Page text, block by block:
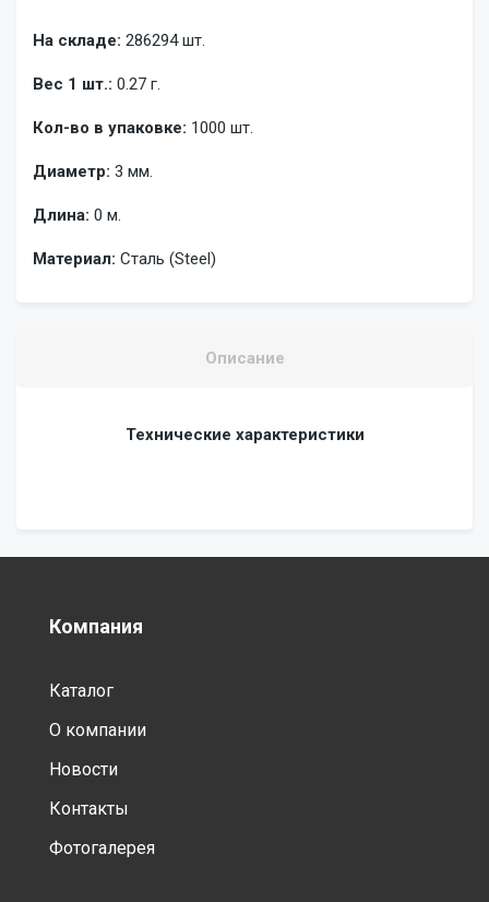
На складе: 286294 шт.
Вес 1 шт.: 0.27 г.
Кол-во в упаковке: 1000 шт.
Диаметр: 3 мм.
Длина: 0 м.
Материал: Сталь (Steel)
Описание
Технические характеристики
Компания
Каталог
О компании
Новости
Контакты
Фотогалерея